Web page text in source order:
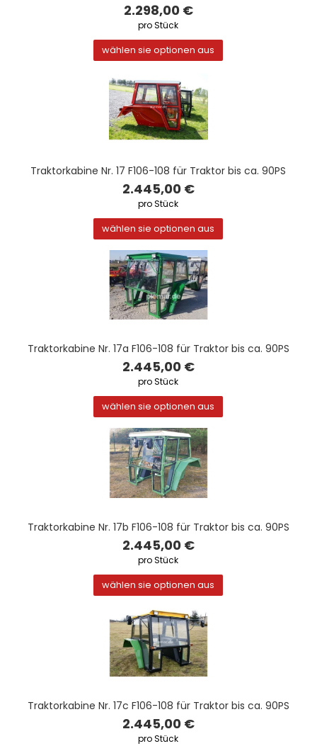
2.298,00 €
pro Stück
wählen sie optionen aus
Traktorkabine Nr. 17 F106-108 für Traktor bis ca. 90PS
2.445,00 €
pro Stück
wählen sie optionen aus
Traktorkabine Nr. 17a F106-108 für Traktor bis ca. 90PS
2.445,00 €
pro Stück
wählen sie optionen aus
Traktorkabine Nr. 17b F106-108 für Traktor bis ca. 90PS
2.445,00 €
pro Stück
wählen sie optionen aus
Traktorkabine Nr. 17c F106-108 für Traktor bis ca. 90PS
2.445,00 €
pro Stück